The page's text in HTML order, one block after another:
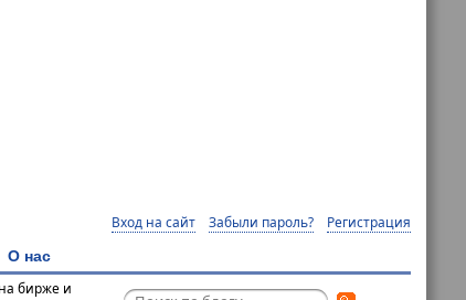
Вход на сайт Забыли пароль? Регистрация
О нас
бирже и